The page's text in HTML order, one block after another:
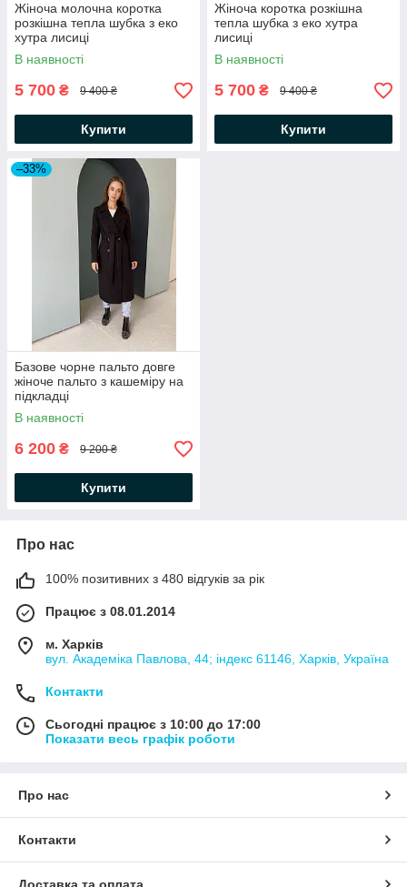
Жіноча молочна коротка
розкішна тепла шубка з еко
хутра лисиці
В наявності
5 700 ₴ 9 400 ₴
Купити
Жіноча коротка розкішна
тепла шубка з еко хутра
лисиці
В наявності
5 700 ₴ 9 400 ₴
Купити
–33%
Базове чорне пальто довге
жіноче пальто з кашеміру на
підкладці
В наявності
6 200 ₴ 9 200 ₴
Купити
Про нас
100% позитивних з 480 відгуків за рік
Працює з 08.01.2014
м. Харків
вул. Академіка Павлова, 44; індекс 61146, Харків, Україна
Контакти
Сьогодні працює з 10:00 до 17:00
Показати весь графік роботи
Про нас
Контакти